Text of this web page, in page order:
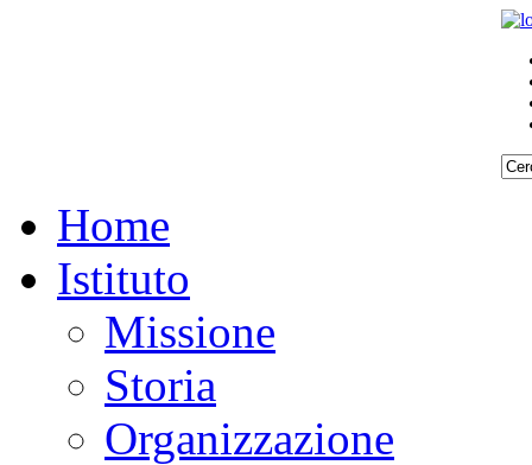
Home
Istituto
Missione
Storia
Organizzazione